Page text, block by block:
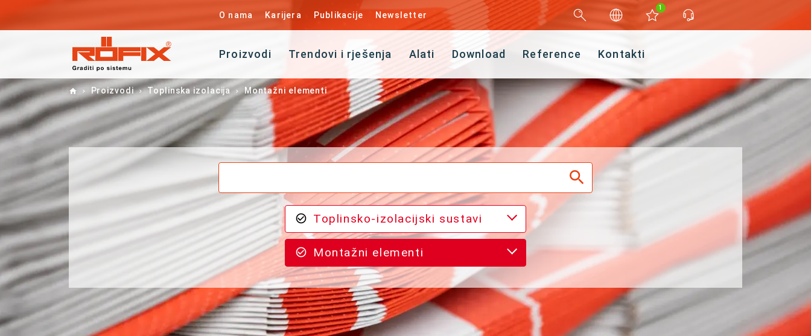
O nama Karijera Publikacije Newsletter
1
Proizvodi Trendovi i rješenja Alati Download Reference Kontakti
HomeProizvodi Toplinska izolacija Montažni elementi
Toplinsko-izolacijski sustavi
Montažni elementi